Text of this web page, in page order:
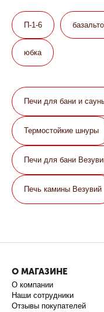
П-1-6
юбка
Печи для бани и
Термостойкие шнуры
Печи для бани
Печь камины Везувий
О МАГАЗИНЕ
О компании
Наши сотрудники
Отзывы покупателей